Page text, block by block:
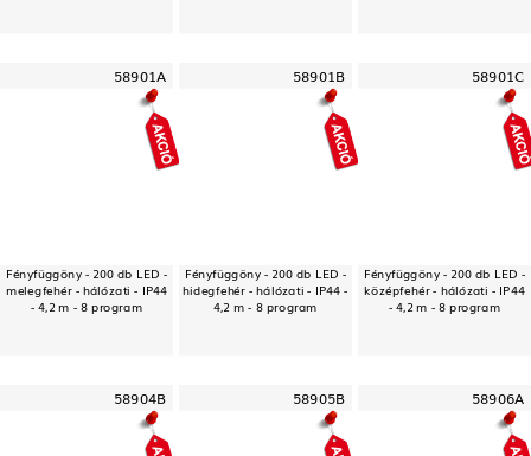
58901A
Fényfüggöny - 200 db LED -
melegfehér - hálózati - IP44
- 4,2 m - 8 program
58901B
Fényfüggöny - 200 db LED -
hidegfehér - hálózati - IP44 -
4,2 m - 8 program
58901C
Fényfüggöny - 200 db LED -
középfehér - hálózati - IP44
- 4,2 m - 8 program
58904B 58905B 58906A